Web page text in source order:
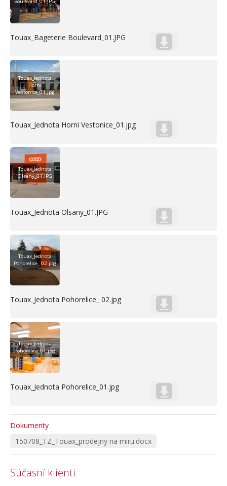
Boulevard_01.JPG
Touax_Bageterie Boulevard_01.JPG
Touax_Jednota
Horni
Vestonice_01.jpg
Touax_Jednota Horni Vestonice_01.jpg
Touax_Jednota
Olsany_01.JPG
Touax_Jednota Olsany_01.JPG
Touax_Jednota
Pohorelice_ 02.jpg
Touax_Jednota Pohorelice_ 02.jpg
Touax_Jednota
Pohorelice_01.jpg
Touax_Jednota Pohorelice_01.jpg
Dokumenty
150708_TZ_Touax_prodejny na miru.docx
Súčasní klienti